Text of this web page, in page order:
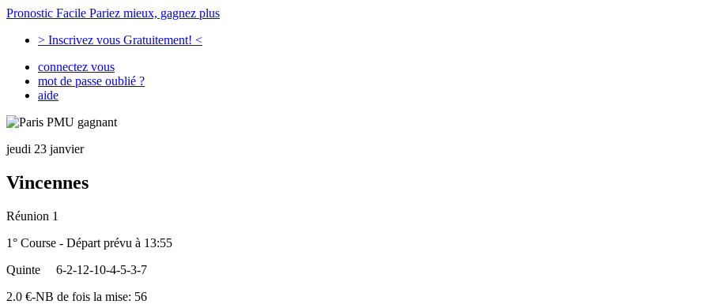
Pronostic Facile Pariez mieux, gagnez plus
> Inscrivez vous Gratuitement! <
connectez vous
mot de passe oublié ?
aide
jeudi 23 janvier
Vincennes
Réunion 1
1° Course - Départ prévu à 13:55
Quinte
6-2-12-10-4-5-3-7
2.0 €-NB de fois la mise: 56